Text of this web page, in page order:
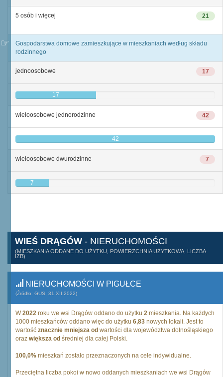
21
5 osób i więcej
Gospodarstwa domowe zamieszkujące w mieszkaniach według składu
rodzinnego
17
jednoosobowe
17
42
wieloosobowe jednorodzinne
42
7
wieloosobowe dwurodzinne
7
WIEŚ DRĄGÓW - NIERUCHOMOŚCI
(MIESZKANIA ODDANE DO UŻYTKU, POWIERZCHNIA UŻYTKOWA, LICZBA
IZB)
NIERUCHOMOŚCI W PIGUŁCE
(Źródło: GUS, 31.XII.2022)
W2022 roku we wsi Drągów oddano do użytku 2 mieszkania. Na każdych
1000 mieszkańców oddano więc do użytku 6,83 nowych lokali. Jest to
wartość znacznie mniejsza od wartości dla województwa dolnośląskiego
oraz większa od średniej dla całej Polski.
100,0% mieszkań zostało przeznaczonych na cele indywidualne.
Przeciętna liczba pokoi w nowo oddanych mieszkaniach we wsi Drągów